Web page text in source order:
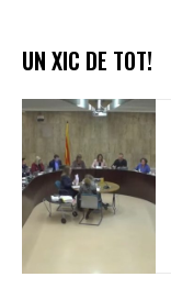
UN XIC DE TOT!